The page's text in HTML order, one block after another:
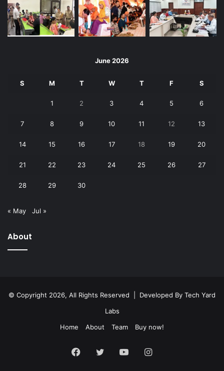
June 2026
S M T W T F S
1 2 3 4 5 6
7 8 9 10 11 12 13
14 15 16 17 18 19 20
21 22 23 24 25 26 27
28 29 30
« May Jul »
About
© Copyright 2026, All Rights Reserved | Developed By Tech Yard
Labs
Home
About Team Buy now!
Facebook
Twitter YouTubeInstagram